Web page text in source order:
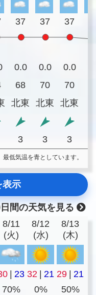
37 37 37
0.0 0.0 0.0
68 70 70
北東 北東 北東
3 3 3
低気温を青としています。
表示
間の天気を見る
8/11
(火)
8/12
(水)
8/13
(木)
| 23 32 | 21 29 | 21
70% 0% 50%